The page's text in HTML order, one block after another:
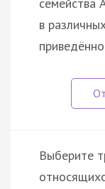
в
Выберите